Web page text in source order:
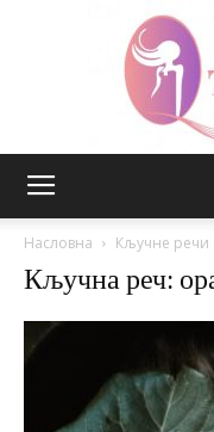
Насловна Кључне речи
Кључна реч: